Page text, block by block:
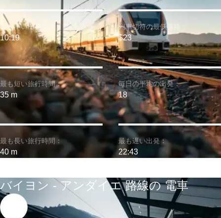
最も短い旅行時間：
35 m
最も早い出発：
10:19
最も長い旅行時間：
40 m
列車切符の最低価格：
$23
毎日の平均の出発：
18
最も遅い出発：
22:43
バイヨン - アンダイエ 路線の 電車